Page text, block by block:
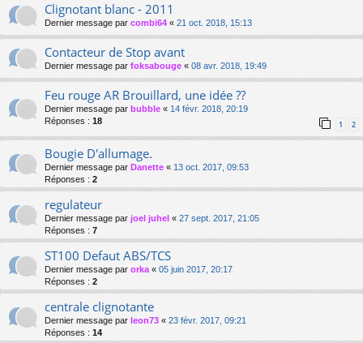
Clignotant blanc - 2011
Dernier message par combi64 « 21 oct. 2018, 15:13
Contacteur de Stop avant
Dernier message par foksabouge « 08 avr. 2018, 19:49
Feu rouge AR Brouillard, une idée ??
Dernier message par bubble « 14 févr. 2018, 20:19
Réponses : 18 1 2
Bougie D'allumage.
Dernier message par Danette « 13 oct. 2017, 09:53
Réponses : 2
regulateur
Dernier message par joel juhel « 27 sept. 2017, 21:05
Réponses : 7
ST100 Defaut ABS/TCS
Dernier message par orka « 05 juin 2017, 20:17
Réponses : 2
centrale clignotante
Dernier message par leon73 « 23 févr. 2017, 09:21
Réponses : 14